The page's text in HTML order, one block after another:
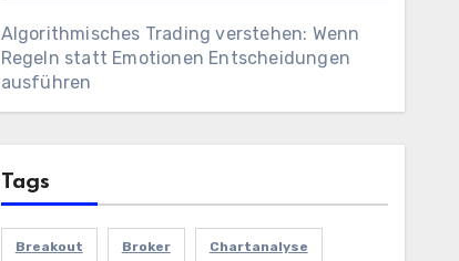
Algorithmisches Trading verstehen: Wenn
Regeln statt Emotionen Entscheidungen
ausführen
Tags
Breakout Broker Chartanalyse